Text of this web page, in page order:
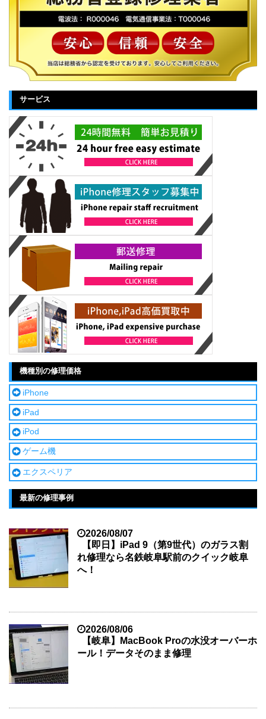
サービス
機種別の修理価格
iPhone
iPad
iPod
ゲーム機
エクスペリア
最新の修理事例
2026/08/07
【即日】iPad 9（第9世代）のガラス割
れ修理なら名鉄岐阜駅前のクイック岐阜
へ！
2026/08/06
【岐阜】MacBook Proの水没オーバーホ
ール！データそのまま修理